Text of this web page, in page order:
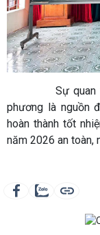
Sự quan tâm,
phương là nguồn
hoàn thành tốt
năm 2026 an toàn,